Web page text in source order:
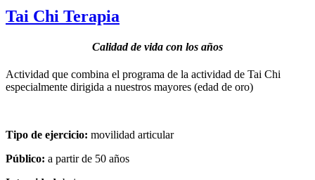
Tai Chi Terapia
Calidad de vida con los años
Actividad que combina el programa de la actividad de Tai Chi
especialmente dirigida a nuestros mayores (edad de oro)
Tipo de ejercicio: movilidad articular
Público: a partir de 50 años